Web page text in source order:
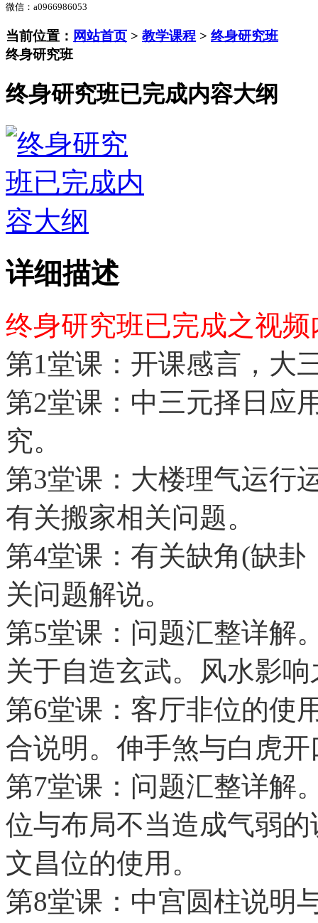
微信 ：a0966986053
当前位置： 网站首页 > 教学课程 > 终身研究班
终身研究班
终身研究班已完成内容大纲
详细描述
终身研究班已完成之视
第1堂课：开课感言，大
第2堂课：中三元择日应
究。
第3堂课：大楼理气运行
有关搬家相关问题。
第4堂课：有关缺角(缺
关问题解说。
第5堂课：问题汇整详解
关于自造玄武。风水影
第6堂课：客厅非位的使
合说明。伸手煞与白虎
第7堂课：问题汇整详解
位与布局不当造成气弱
文昌位的使用。
第8堂课：中宫圆柱说明